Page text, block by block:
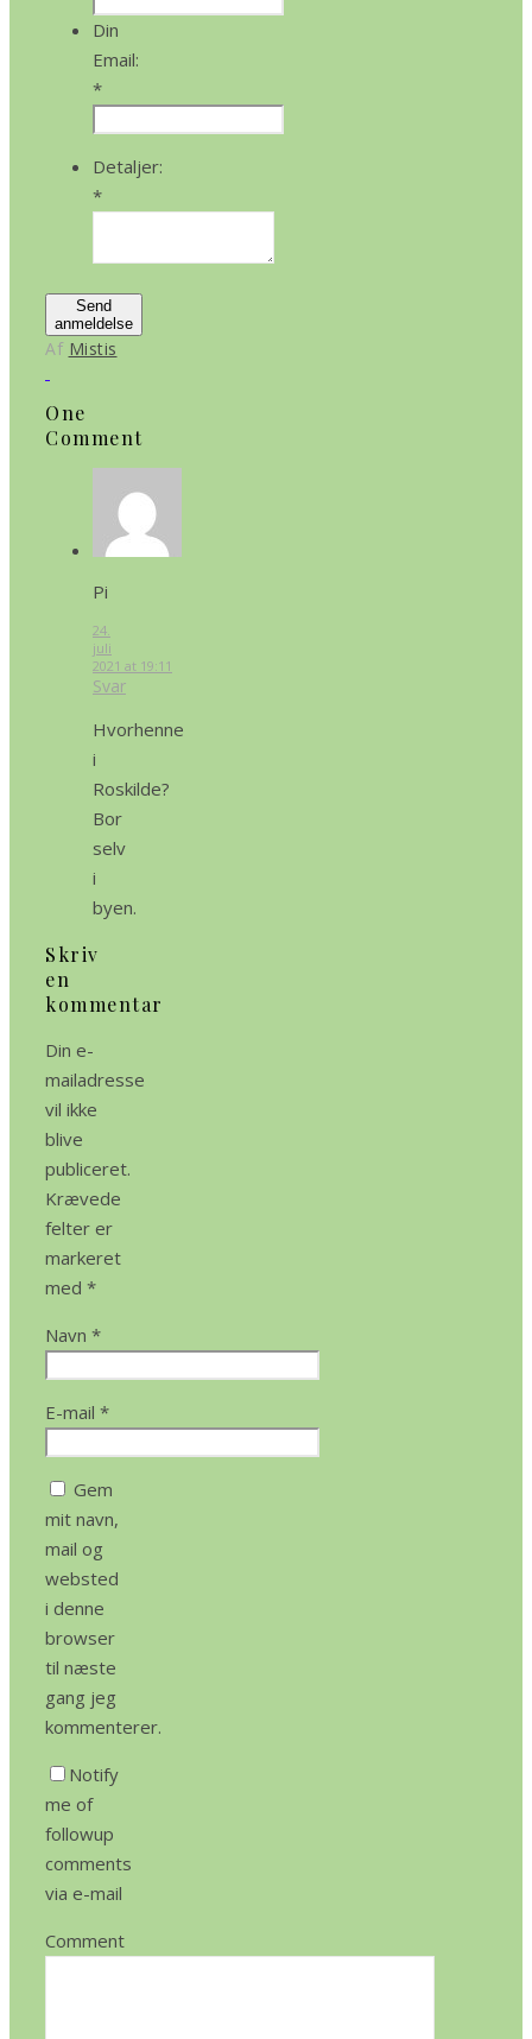
Din
Email:
*
Detaljer:
*
Send
anmeldelse
Af Mistis
One
Comment
Pi
24.
juli
2021 at 19:11
Svar
Hvorhenne
i
Roskilde?
Bor
selv
i
byen.
Skriv
en
kommentar
Din e-
mailadresse
vil ikke
blive
publiceret.
Krævede
felter er
markeret
med *
Navn *
E-mail *
Gem
mit navn,
mail og
websted
i denne
browser
til næste
gang jeg
kommenterer.
Notify
me of
followup
comments
via e-mail
Comment